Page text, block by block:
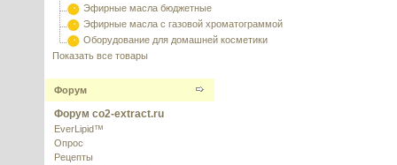
Эфирные масла бюджетные
Эфирные масла с газовой хроматограммой
Оборудование для домашней косметики
Показать все товары
Форум
Форум co2-extract.ru
EverLipid™
Опрос
Рецепты